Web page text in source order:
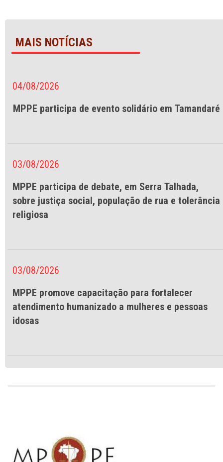
MAIS NOTÍCIAS
04/08/2026
MPPE participa de evento solidário em Tamandaré
03/08/2026
MPPE participa de debate, em Serra Talhada,
sobre justiça social, população de rua e tolerância
religiosa
03/08/2026
MPPE promove capacitação para fortalecer
atendimento humanizado a mulheres e pessoas
idosas